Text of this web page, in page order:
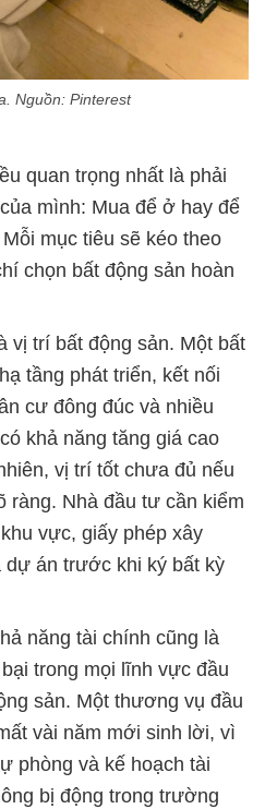
Nguồn: Pinterest
quan trọng nhất là phải
mình: Mua để ở hay để
mục tiêu sẽ kéo theo
chọn bất động sản hoàn
vị trí bất động sản. Một bất
tầng phát triển, kết nối
cư đông đúc và nhiều
khả năng tăng giá cao
vị trí tốt chưa đủ nếu
ràng. Nhà đầu tư cần kiểm
vực, giấy phép xây
án trước khi ký bất kỳ
năng tài chính cũng là
trong mọi lĩnh vực đầu
sản. Một thương vụ đầu
vài năm mới sinh lời, vì
phòng và kế hoạch tài
bị động trong trường